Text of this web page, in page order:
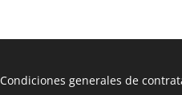
Condiciones generales de